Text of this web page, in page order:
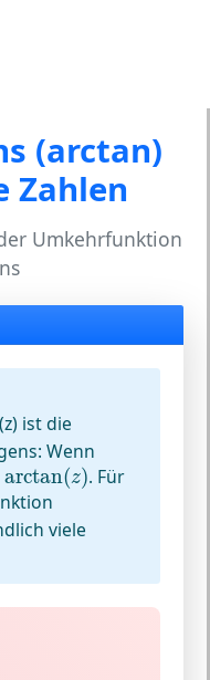
(arctan)
Zahlen
Umkehrfunktion
ist die
Wenn
arctan(z)
(z) . Für
viele